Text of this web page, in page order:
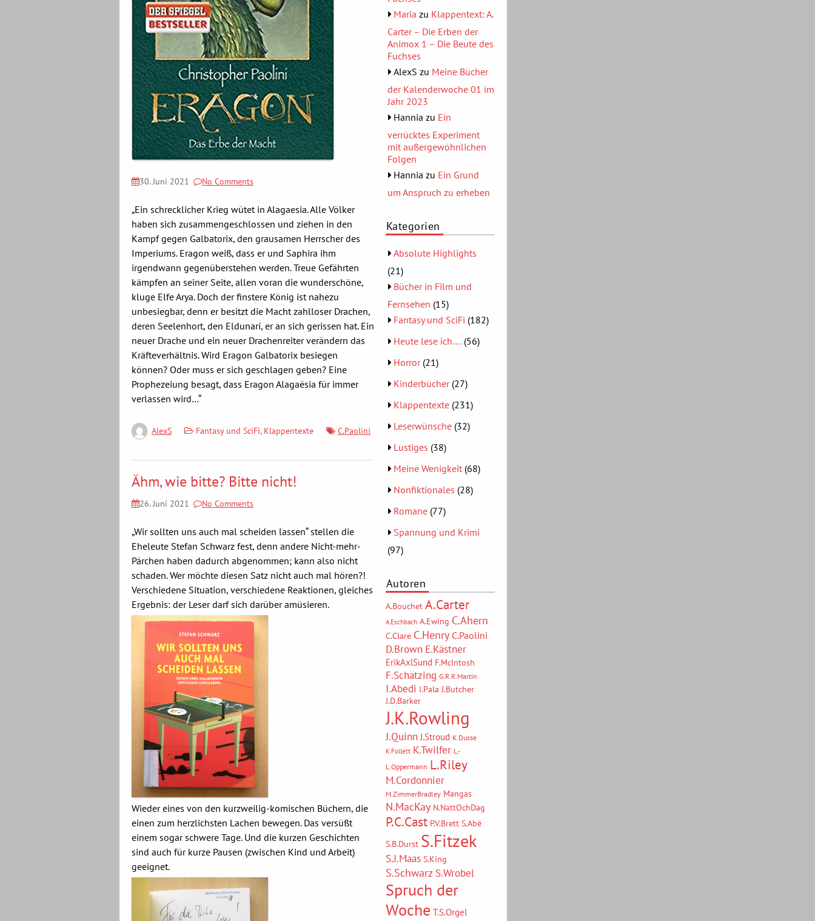
30. Juni 2021 No Comments
„Ein schrecklicher Krieg wütet in Alagaesia. Alle Völker
haben sich zusammengeschlossen und ziehen in den
Kampf gegen Galbatorix, den grausamen Herrscher des
Imperiums. Eragon weiß, dass er und Saphira ihm
irgendwann gegenüberstehen werden. Treue Gefährten
kämpfen an seiner Seite, allen voran die wunderschöne,
kluge Elfe Arya. Doch der finstere König ist nahezu
unbesiegbar, denn er besitzt die Macht zahlloser Drachen,
deren Seelenhort, den Eldunarí, er an sich gerissen hat. Ein
neuer Drache und ein neuer Drachenreiter verändern das
Kräfteverhältnis. Wird Eragon Galbatorix besiegen
können? Oder muss er sich geschlagen geben? Eine
Prophezeiung besagt, dass Eragon Alagaësia für immer
verlassen wird…“
AlexS Fantasy und SciFi, Klappentexte C.Paolini
Ähm, wie bitte? Bitte nicht!
26. Juni 2021 No Comments
„Wir sollten uns auch mal scheiden lassen“ stellen die
Eheleute Stefan Schwarz fest, denn andere Nicht-mehr-
Pärchen haben dadurch abgenommen; kann also nicht
schaden. Wer möchte diesen Satz nicht auch mal hören?!
Verschiedene Situation, verschiedene Reaktionen, gleiches
Ergebnis: der Leser darf sich darüber amüsieren.
Wieder eines von den kurzweilig-komischen Büchern, die
einen zum herzlichsten Lachen bewegen. Das versüßt
einem sogar schwere Tage. Und die kurzen Geschichten
sind auch für kurze Pausen (zwischen Kind und Arbeit)
geeignet.
Maria zu Klappentext: A.
Carter – Die Erben der
Animox 1 – Die Beute des
Fuchses
AlexS zu Meine Bücher
der Kalenderwoche 01 im
Jahr 2023
Hannia zu Ein
verrücktes Experiment
mit außergewöhnlichen
Folgen
Hannia zu Ein Grund
um Anspruch zu erheben
Kategorien
Absolute Highlights
(21)
Bücher in Film und
Fernsehen (15)
Fantasy und SciFi (182)
Heute lese ich….(56)
Horror(21)
Kinderbücher(27)
Klappentexte(231)
Leserwünsche(32)
Lustiges (38)
Meine Wenigkeit(68)
Nonfiktionales (28)
Romane(77)
Spannung und Krimi
(97)
Autoren
A.Bouchet A.Carter
A.Eschbach A.Ewing C.Ahern
C.Clare C.Henry C.Paolini
D.Brown E.Kästner
ErikAxlSund F.McIntosh
F.Schätzing G.R.R.Martin
I.Abedi I.Pala J.Butcher
J.D.Barker
J.K.Rowling
J.Quinn J.Stroud K.Dusse
K.Follett K.Twilfer L.-
L.Oppermann L.Riley
M.Cordonnier
M.ZimmerBradley Mangas
N.MacKay N.NattOchDag
P.C.Cast P.V.Brett S.Abé
S.B.Durst S.Fitzek
S.J.Maas S.King
S.Schwarz S.Wrobel
Spruch der
Woche T.S.Orgel